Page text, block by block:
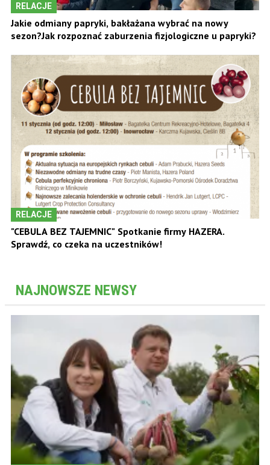
RELACJE
Jakie odmiany papryki, bakłażana wybrać na nowy
sezon?Jak rozpoznać zaburzenia fizjologiczne u papryki?
RELACJE
"CEBULA BEZ TAJEMNIC" Spotkanie firmy HAZERA.
Sprawdź, co czeka na uczestników!
NAJNOWSZE NEWSY